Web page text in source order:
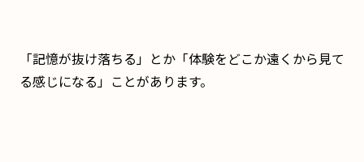
「記憶が抜け落ちる」とか「体験をどこか遠くから見て
る感じになる」ことがあります。